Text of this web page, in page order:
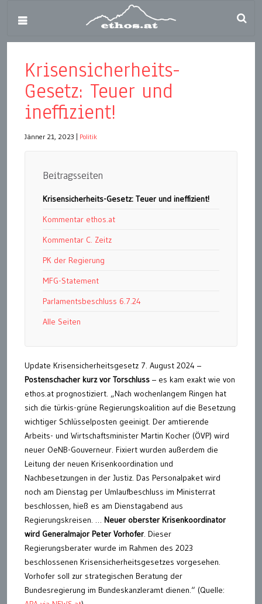
Krisensicherheits-
Gesetz: Teuer und
ineffizient!
Jänner 21, 2023 Politik
Beitragsseiten
Krisensicherheits-Gesetz: Teuer und ineffizient!
Kommentar ethos.at
Kommentar C. Zeitz
PK der Regierung
MFG-Statement
Parlamentsbeschluss 6.7.24
Alle Seiten
Update Krisensicherheitsgesetz 7. August 2024 –
Postenschacher kurz vor Torschluss – es kam exakt wie von
ethos.at prognostiziert. „Nach wochenlangem Ringen hat
sich die türkis-grüne Regierungskoalition auf die Besetzung
wichtiger Schlüsselposten geeinigt. Der amtierende
Arbeits- und Wirtschaftsminister Martin Kocher (ÖVP) wird
neuer OeNB-Gouverneur. Fixiert wurden außerdem die
Leitung der neuen Krisenkoordination und
Nachbesetzungen in der Justiz. Das Personalpaket wird
noch am Dienstag per Umlaufbeschluss im Ministerrat
beschlossen, hieß es am Dienstagabend aus
Regierungskreisen. … Neuer oberster Krisenkoordinator
wird Generalmajor Peter Vorhofer. Dieser
Regierungsberater wurde im Rahmen des 2023
beschlossenen Krisensicherheitsgesetzes vorgesehen.
Vorhofer soll zur strategischen Beratung der
Bundesregierung im Bundeskanzleramt dienen.“ (Quelle: